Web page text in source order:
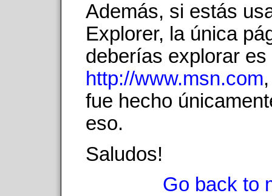
Además, si estás
Explorer, la única
deberías explorar es
http://www.msn.com
fue hecho
eso.
Saludos!
Go back to